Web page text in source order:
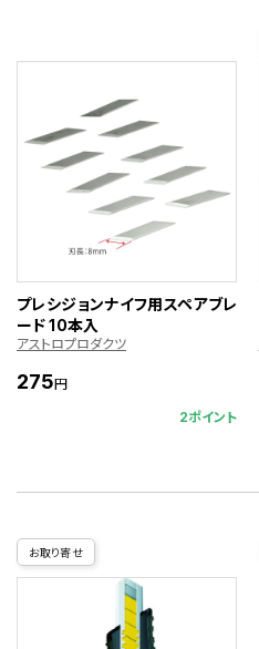
プレシジョンナイフ用スペアブレ
ード 10本入
アストロプロダクツ
275円
2ポイント
お取り寄せ